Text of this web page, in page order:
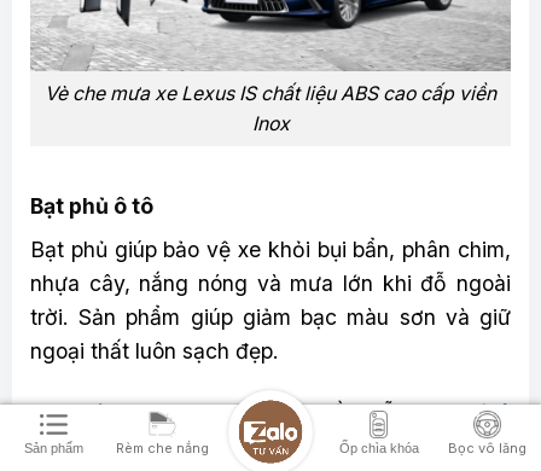
Vè che mưa xe Lexus IS chất liệu ABS cao cấp viền
Inox
Bạt phủ ô tô
Bạt phủ giúp bảo vệ xe khỏi bụi bẩn, phân chim,
nhựa cây, nắng nóng và mưa lớn khi đỗ ngoài
trời. Sản phẩm giúp giảm bạc màu sơn và giữ
ngoại thất luôn sạch đẹp.
Phụ kiện xe VIP cung cấp nhiều mẫubạt phủ ô
tôvới chất liệu vải dù Oxford hoặc 3 lớp tráng
Sản phẩm Rèm che nắng Ốp chìa khóa Bọc vô lăng